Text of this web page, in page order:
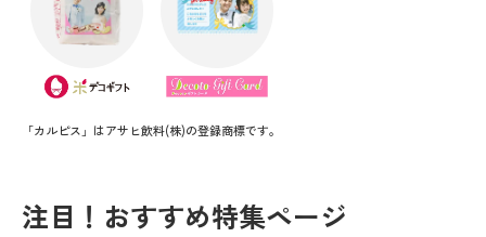
帰省の手土産はオリジナルのお菓子でサプラーイズ
ッ！
＼ 夏にオススメ ／ お得なキャンペーン情報！！
【購入者“全員”対象】父の日キャンペーン実施中！
母の日にオリジナルお菓子で感謝を伝えよう
「カルピス」はアサヒ飲料(株)の登録商標です。
注目！おすすめ特集ページ